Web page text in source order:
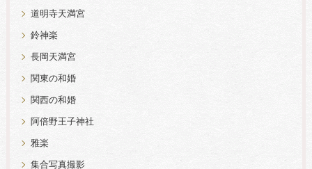
道明寺天満宮
鈴神楽
長岡天満宮
関東の和婚
関西の和婚
阿倍野王子神社
雅楽
集合写真撮影